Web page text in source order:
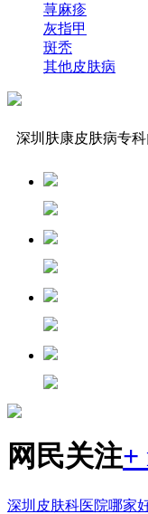
荨麻疹
灰指甲
斑秃
其他皮肤病
深圳肤康皮肤病专
网民关注+
深圳皮肤科医院哪家